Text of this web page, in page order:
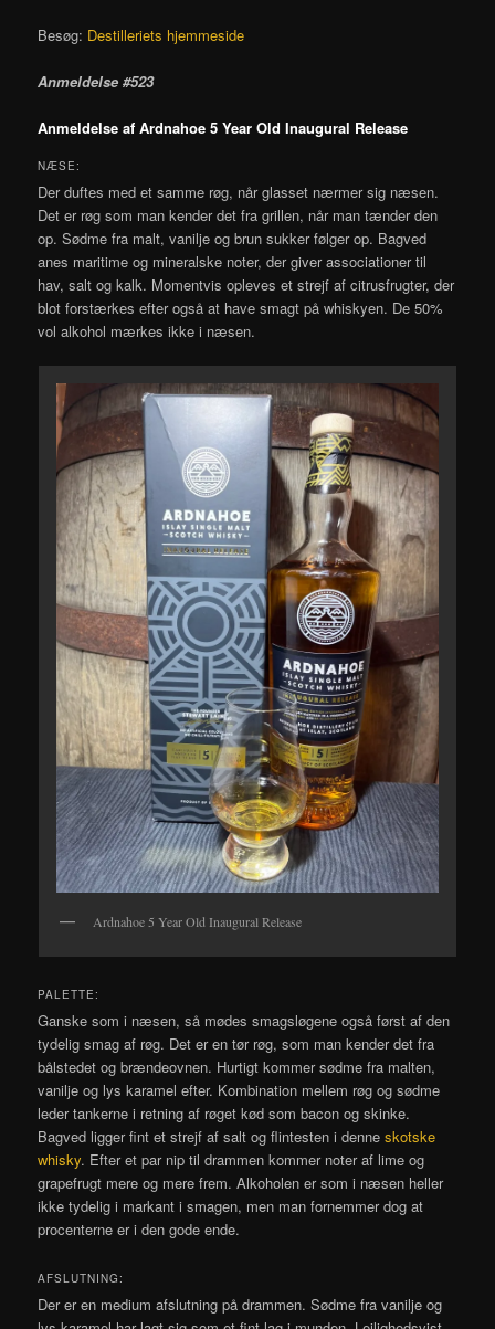
Besøg: Destilleriets hjemmeside
Anmeldelse #523
Anmeldelse af Ardnahoe 5 Year Old Inaugural Release
NÆSE:
Der duftes med et samme røg, når glasset nærmer sig næsen.
Det er røg som man kender det fra grillen, når man tænder den
op. Sødme fra malt, vanilje og brun sukker følger op. Bagved
anes maritime og mineralske noter, der giver associationer til
hav, salt og kalk. Momentvis opleves et strejf af citrusfrugter, der
blot forstærkes efter også at have smagt på whiskyen. De 50%
vol alkohol mærkes ikke i næsen.
Ardnahoe 5 Year Old Inaugural Release
PALETTE:
Ganske som i næsen, så mødes smagsløgene også først af den
tydelig smag af røg. Det er en tør røg, som man kender det fra
bålstedet og brændeovnen. Hurtigt kommer sødme fra malten,
vanilje og lys karamel efter. Kombination mellem røg og sødme
leder tankerne i retning af røget kød som bacon og skinke.
Bagved ligger fint et strejf af salt og flintesten i denneskotske
whisky. Efter et par nip til drammen kommer noter af lime og
grapefrugt mere og mere frem. Alkoholen er som i næsen heller
ikke tydelig i markant i smagen, men man fornemmer dog at
procenterne er i den gode ende.
AFSLUTNING:
Der er en medium afslutning på drammen. Sødme fra vanilje og